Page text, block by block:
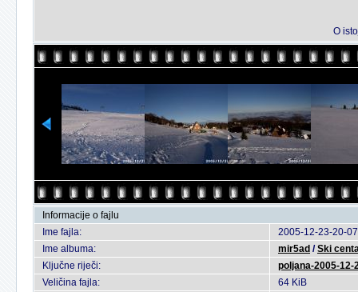
O
Informacije o fajlu
Ime fajla:
2005-12-23-20-
Ime albuma:
mir5ad /Ski
Ključne riječi:
poljana-2005-12-
Veličina fajla:
64 KiB